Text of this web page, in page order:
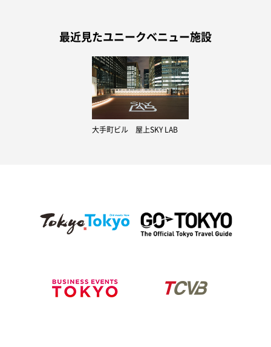
最近見たユニークベニュー施設
大手町ビル 屋上SKY LAB